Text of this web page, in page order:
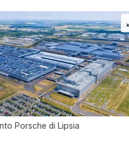
Porsche di Lipsia